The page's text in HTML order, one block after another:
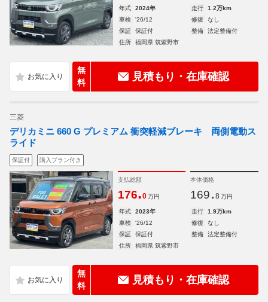
年式 2024年 走行
1.2万km
車検
'26/12 修復
なし
保証
保証付 整備
法定整備付
住所
福岡県 筑紫野市
無
料
見積もり・在庫確認
三菱
デリカミニ 660 G プレミアム 衝突軽減ブレーキ 両側電動ス
ライド
保証付 購入プラン付き
支払総額
176.0 万円
本体価格
169. 8 万円
年式 2023年 走行
1.9万km
車検
'26/12 修復
なし
保証
保証付 整備
法定整備付
住所
福岡県 筑紫野市
無
料
見積もり・在庫確認